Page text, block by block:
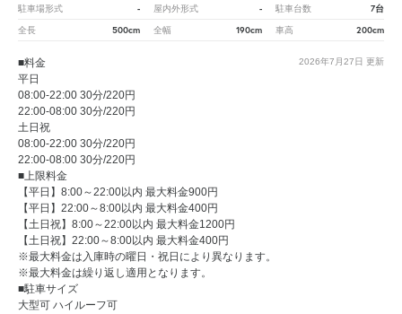
駐車場形式 - 屋内外形式 - 駐車台数 7台
全長 500cm 全幅 190cm 車高 200cm
2026年7月27日 更新
■料金
平日
08:00-22:00 30分/220円
22:00-08:00 30分/220円
土日祝
08:00-22:00 30分/220円
22:00-08:00 30分/220円
■上限料金
【平日】8:00～22:00以内 最大料金900円
【平日】22:00～8:00以内 最大料金400円
【土日祝】8:00～22:00以内 最大料金1200円
【土日祝】22:00～8:00以内 最大料金400円
※最大料金は入庫時の曜日・祝日により異なります。
※最大料金は繰り返し適用となります。
■駐車サイズ
大型可 ハイルーフ可